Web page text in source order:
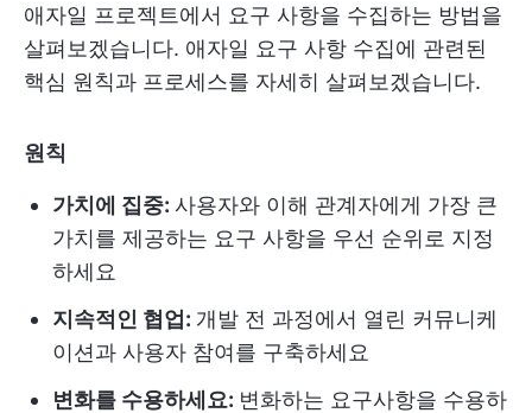
애자일 프로젝트에서 요구 사항을 수집하는 방법을
살펴보겠습니다. 애자일 요구 사항 수집에 관련된
핵심 원칙과 프로세스를 자세히 살펴보겠습니다.
원칙
가치에 집중: 사용자와 이해 관계자에게 가장 큰
가치를 제공하는 요구 사항을 우선 순위로 지정
하세요
지속적인 협업: 개발 전 과정에서 열린 커뮤니케
이션과 사용자 참여를 구축하세요
변화를 수용하세요: 변화하는 요구사항을 수용하